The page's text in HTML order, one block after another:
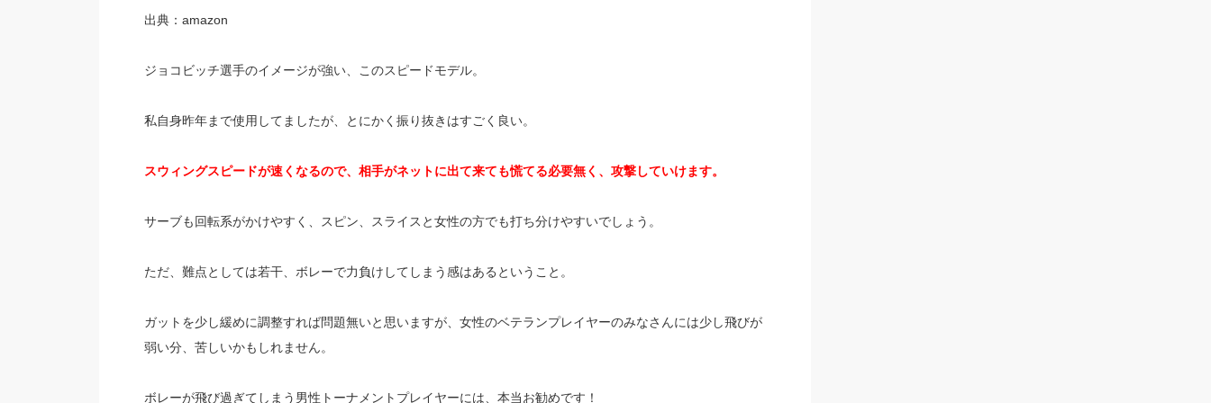
出典：amazon
ジョコビッチ選手のイメージが強い、このスピードモデル。
私自身昨年まで使用してましたが、とにかく振り抜きはすごく良い。
スウィングスピードが速くなるので、相手がネットに出て来ても慌てる必要無く、攻撃していけます。
サーブも回転系がかけやすく、スピン、スライスと女性の方でも打ち分けやすいでしょう。
ただ、難点としては若干、ボレーで力負けしてしまう感はあるということ。
ガットを少し緩めに調整すれば問題無いと思いますが、女性のベテランプレイヤーのみなさんには少し飛びが
弱い分、苦しいかもしれません。
ボレーが飛び過ぎてしまう男性トーナメントプレイヤーには、本当お勧めです！